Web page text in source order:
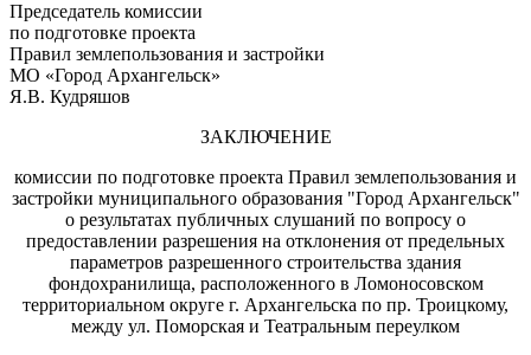
Председатель комиссии
по подготовке проекта
Правил землепользования и застройки
МО «Город Архангельск»
Я.В. Кудряшов
ЗАКЛЮЧЕНИЕ
комиссии по подготовке проекта Правил землепользования и
застройки муниципального образования "Город Архангельск"
о результатах публичных слушаний по вопросу о
предоставлении разрешения на отклонения от предельных
параметров разрешенного строительства здания
фондохранилища, расположенного в Ломоносовском
территориальном округе г. Архангельска по пр. Троицкому,
между ул. Поморская и Театральным переулком